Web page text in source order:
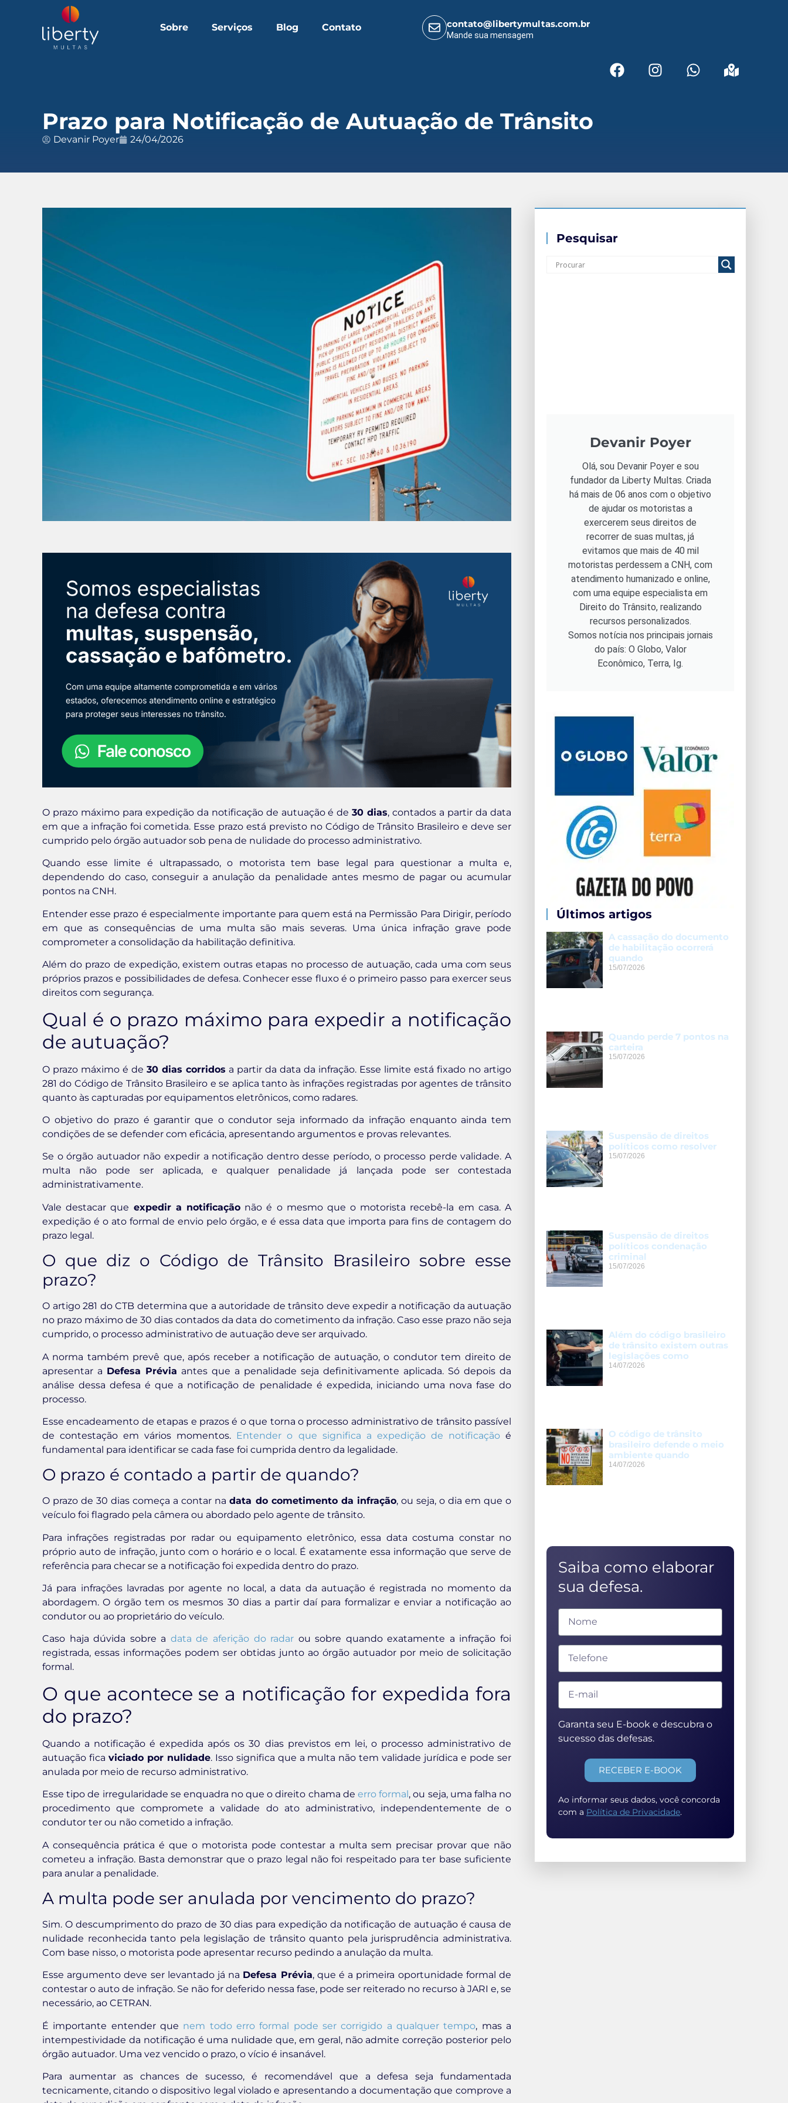
Sobre Serviços Blog Contato contato@libertymultas.com.br
Mande sua mensagem
Prazo para Notificação de Autuação de Trânsito
Devanir Poyer 24/04/2026
O prazo máximo para expedição da notificação de autuação é de30 dias, contados a partir da data
em que a infração foi cometida. Esse prazo está previsto no Código de Trânsito Brasileiro e deve ser
cumprido pelo órgão autuador sob pena de nulidade do processo administrativo.
Quando esse limite é ultrapassado, o motorista tem base legal para questionar a multa e,
dependendo do caso, conseguir a anulação da penalidade antes mesmo de pagar ou acumular
pontos na CNH.
Entender esse prazo é especialmente importante para quem está na Permissão Para Dirigir, período
em que as consequências de uma multa são mais severas. Uma única infração grave pode
comprometer a consolidação da habilitação definitiva.
Além do prazo de expedição, existem outras etapas no processo de autuação, cada uma com seus
próprios prazos e possibilidades de defesa. Conhecer esse fluxo é o primeiro passo para exercer seus
direitos com segurança.
Qual é o prazo máximo para expedir a notificação
de autuação?
O prazo máximo é de 30 dias corridos a partir da data da infração. Esse limite está fixado no artigo
281 do Código de Trânsito Brasileiro e se aplica tanto às infrações registradas por agentes de trânsito
quanto às capturadas por equipamentos eletrônicos, como radares.
O objetivo do prazo é garantir que o condutor seja informado da infração enquanto ainda tem
condições de se defender com eficácia, apresentando argumentos e provas relevantes.
Se o órgão autuador não expedir a notificação dentro desse período, o processo perde validade. A
multa não pode ser aplicada, e qualquer penalidade já lançada pode ser contestada
administrativamente.
Vale destacar que expedir a notificaçãonão é o mesmo que o motorista recebê-la em casa. A
expedição é o ato formal de envio pelo órgão, e é essa data que importa para fins de contagem do
prazo legal.
O que diz o Código de Trânsito Brasileiro sobre esse
prazo?
O artigo 281 do CTB determina que a autoridade de trânsito deve expedir a notificação da autuação
no prazo máximo de 30 dias contados da data do cometimento da infração. Caso esse prazo não seja
cumprido, o processo administrativo de autuação deve ser arquivado.
A norma também prevê que, após receber a notificação de autuação, o condutor tem direito de
apresentar a Defesa Prévia antes que a penalidade seja definitivamente aplicada. Só depois da
análise dessa defesa é que a notificação de penalidade é expedida, iniciando uma nova fase do
processo.
Esse encadeamento de etapas e prazos é o que torna o processo administrativo de trânsito passível
de contestação em vários momentos. Entender o que significa a expedição de notificaçãoé
fundamental para identificar se cada fase foi cumprida dentro da legalidade.
O prazo é contado a partir de quando?
O prazo de 30 dias começa a contar nadata do cometimento da infração, ou seja, o dia em que o
veículo foi flagrado pela câmera ou abordado pelo agente de trânsito.
Para infrações registradas por radar ou equipamento eletrônico, essa data costuma constar no
próprio auto de infração, junto com o horário e o local. É exatamente essa informação que serve de
referência para checar se a notificação foi expedida dentro do prazo.
Já para infrações lavradas por agente no local, a data da autuação é registrada no momento da
abordagem. O órgão tem os mesmos 30 dias a partir daí para formalizar e enviar a notificação ao
condutor ou ao proprietário do veículo.
Caso haja dúvida sobre a data de aferição do radar ou sobre quando exatamente a infração foi
registrada, essas informações podem ser obtidas junto ao órgão autuador por meio de solicitação
formal.
O que acontece se a notificação for expedida fora
do prazo?
Quando a notificação é expedida após os 30 dias previstos em lei, o processo administrativo de
autuação fica viciado por nulidade. Isso significa que a multa não tem validade jurídica e pode ser
anulada por meio de recurso administrativo.
Esse tipo de irregularidade se enquadra no que o direito chama de erro formal , ou seja, uma falha no
procedimento que compromete a validade do ato administrativo, independentemente de o
condutor ter ou não cometido a infração.
A consequência prática é que o motorista pode contestar a multa sem precisar provar que não
cometeu a infração. Basta demonstrar que o prazo legal não foi respeitado para ter base suficiente
para anular a penalidade.
A multa pode ser anulada por vencimento do prazo?
Sim. O descumprimento do prazo de 30 dias para expedição da notificação de autuação é causa de
nulidade reconhecida tanto pela legislação de trânsito quanto pela jurisprudência administrativa.
Com base nisso, o motorista pode apresentar recurso pedindo a anulação da multa.
Esse argumento deve ser levantado já na Defesa Prévia, que é a primeira oportunidade formal de
contestar o auto de infração. Se não for deferido nessa fase, pode ser reiterado no recurso à JARI e, se
necessário, ao CETRAN.
É importante entender que nem todo erro formal pode ser corrigido a qualquer tempo, mas a
intempestividade da notificação é uma nulidade que, em geral, não admite correção posterior pelo
órgão autuador. Uma vez vencido o prazo, o vício é insanável.
Para aumentar as chances de sucesso, é recomendável que a defesa seja fundamentada
tecnicamente, citando o dispositivo legal violado e apresentando a documentação que comprove a
Pesquisar
Devanir Poyer
Olá, sou Devanir Poyer e sou
fundador da Liberty Multas. Criada
há mais de 06 anos com o objetivo
de ajudar os motoristas a
exercerem seus direitos de
recorrer de suas multas, já
evitamos que mais de 40 mil
motoristas perdessem a CNH, com
atendimento humanizado e online,
com uma equipe especialista em
Direito do Trânsito, realizando
recursos personalizados.
Somos notícia nos principais jornais
do país: O Globo, Valor
Econômico, Terra, Ig.
Últimos artigos
A cassação do documento
de habilitação ocorrerá
quando
15/07/2026
Quando perde 7 pontos na
carteira
15/07/2026
Suspensão de direitos
políticos como resolver
15/07/2026
Suspensão de direitos
políticos condenação
criminal
15/07/2026
Além do código brasileiro
de trânsito existem outras
legislações como
14/07/2026
O código de trânsito
brasileiro defende o meio
ambiente quando
14/07/2026
Saiba como elaborar
sua defesa.
Garanta seu E-book e descubra o
sucesso das defesas.
RECEBER E-BOOK
Ao informar seus dados, você concorda
com a Política de Privacidade.